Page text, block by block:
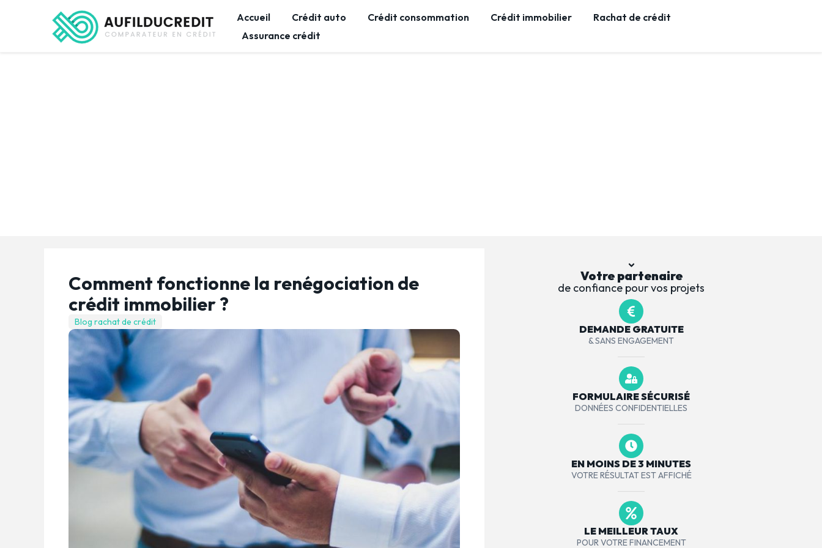
Accueil Crédit auto Crédit consommation Crédit immobilier
Rachat de crédit
Assurance crédit
Comment fonctionne la renégociation de
crédit immobilier ?
Blog rachat de crédit
Votre partenaire
de confiance pour vos projets
DEMANDE GRATUITE
& SANS ENGAGEMENT
FORMULAIRE SÉCURISÉ
DONNÉES CONFIDENTIELLES
EN MOINS DE 3 MINUTES
VOTRE RÉSULTAT EST AFFICHÉ
LE MEILLEUR TAUX
POUR VOTRE FINANCEMENT